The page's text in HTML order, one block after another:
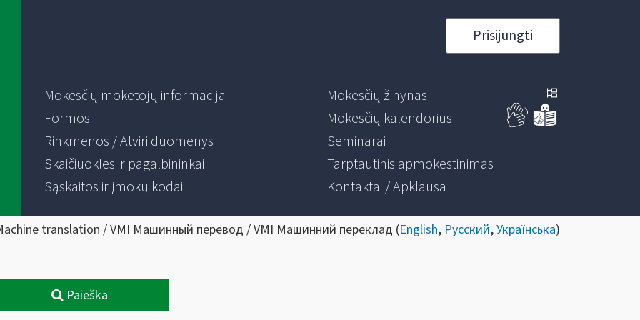
Prisijungti
Mokesčių mokėtojų informacija
Formos
Rinkmenos / Atviri duomenys
Skaičiuoklės ir pagalbininkai
Sąskaitos ir įmokų kodai
Mokesčių žinynas
Mokesčių kalendorius
Seminarai
Tarptautinis apmokestinimas
Kontaktai / Apklausa
translation / VMI Машинный перевод / VMI Машинний переклад (English, Русский,Українська)
Paieška